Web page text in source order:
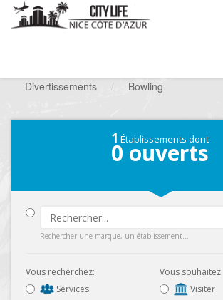
Divertissements
/ Bowling
1 Établissements dont
0 ouverts
Rechercher une marque, un établissement...
Vous recherchez:
Services
Vous souhaitez:
Visiter